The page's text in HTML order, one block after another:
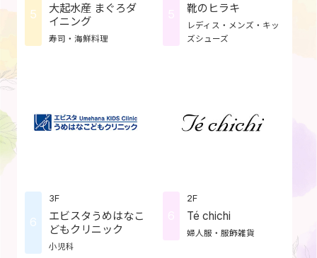
5
大起水産 まぐろダ
イニング
寿司・海鮮料理
靴のヒラキ
レディス・メンズ・キッ
ズシューズ
6
3F
エビスタうめはなこ
どもクリニック
小児科
2F
Té chichi
婦人服・服飾雑貨